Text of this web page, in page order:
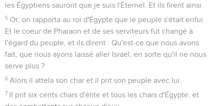
les Égyptiens sauront que je suis l'Éternel. Et ils firent ainsi.
5 Or, on rapporta au roi d'Égypte que le peuple s'était enfui.
Et le coeur de Pharaon et de ses serviteurs fut changé à
l'égard du peuple, et ils dirent : Qu'est-ce que nous avons
fait, que nous ayons laissé aller Israël, en sorte qu'il ne nous
serve plus ?
6 Alors il attela son char et il prit son peuple avec lui.
7 Il prit six cents chars d'élite et tous les chars d'Égypte, et